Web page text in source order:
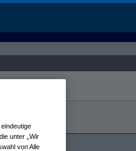
unter „Wir
von Alle